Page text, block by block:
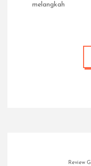
melangkah
Review